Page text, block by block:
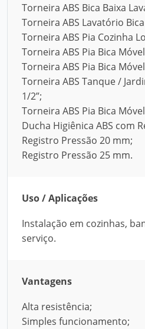
Torneira ABS Bica Baixa
Torneira ABS Lavatório
Torneira ABS Pia Cozinha
Torneira ABS Pia Bica
Torneira ABS Pia Bica
Torneira ABS Tanque /
1/2”;
Torneira ABS Pia Bica
Ducha Higiênica ABS com
Registro Pressão 20 mm;
Registro Pressão 25 mm.
Uso / Aplicações
Instalação em cozinhas,
serviço.
Vantagens
Alta resistência;
Simples funcionamento;